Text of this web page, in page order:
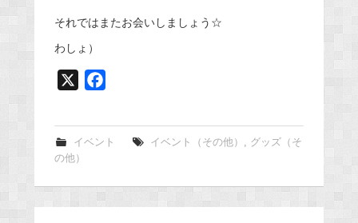
それではまたお会いしましょう☆
わしょ）
e
o
o
イベント イベント（その他） , グッズ（そ
の他）